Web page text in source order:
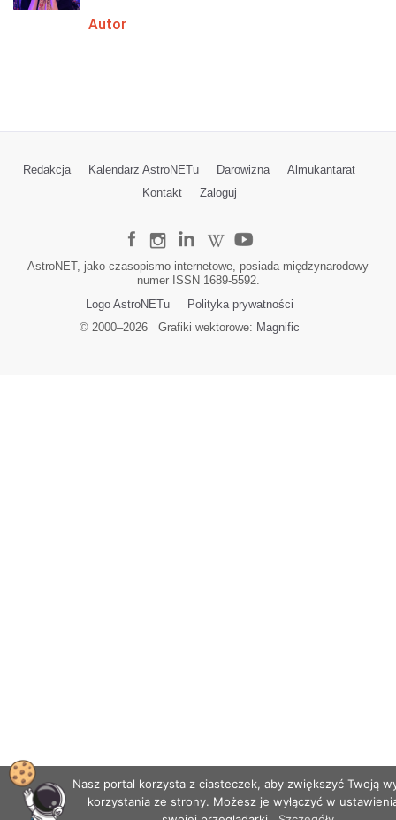
Autor
Redakcja Kalendarz AstroNETu Darowizna
Almukantarat
Kontakt
Zaloguj
AstroNET, jako czasopismo internetowe, posiada międzynarodowy
numer ISSN 1689-5592.
Logo AstroNETu
Polityka prywatności
© 2000–2026Grafiki wektorowe: Magnific
Nasz portal korzysta z ciasteczek, aby zwiększyć Twoją
korzystania ze strony. Możesz je wyłączyć w